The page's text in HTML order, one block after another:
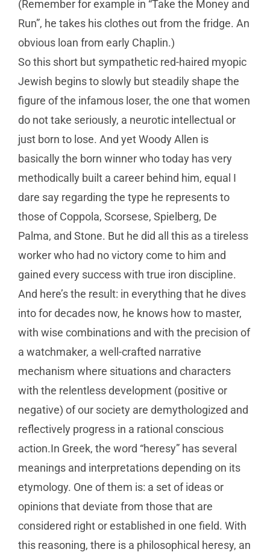
(Remember for example in “Take the Money and
Run”, he takes his clothes out from the fridge. An
obvious loan from early Chaplin.)
So this short but sympathetic red-haired myopic
Jewish begins to slowly but steadily shape the
figure of the infamous loser, the one that women
do not take seriously, a neurotic intellectual or
just born to lose. And yet Woody Allen is
basically the born winner who today has very
methodically built a career behind him, equal I
dare say regarding the type he represents to
those of Coppola, Scorsese, Spielberg, De
Palma, and Stone. But he did all this as a tireless
worker who had no victory come to him and
gained every success with true iron discipline.
And here’s the result: in everything that he dives
into for decades now, he knows how to master,
with wise combinations and with the precision of
a watchmaker, a well-crafted narrative
mechanism where situations and characters
with the relentless development (positive or
negative) of our society are demythologized and
reflectively progress in a rational conscious
action.In Greek, the word “heresy” has several
meanings and interpretations depending on its
etymology. One of them is: a set of ideas or
opinions that deviate from those that are
considered right or established in one field. With
this reasoning, there is a philosophical heresy, an